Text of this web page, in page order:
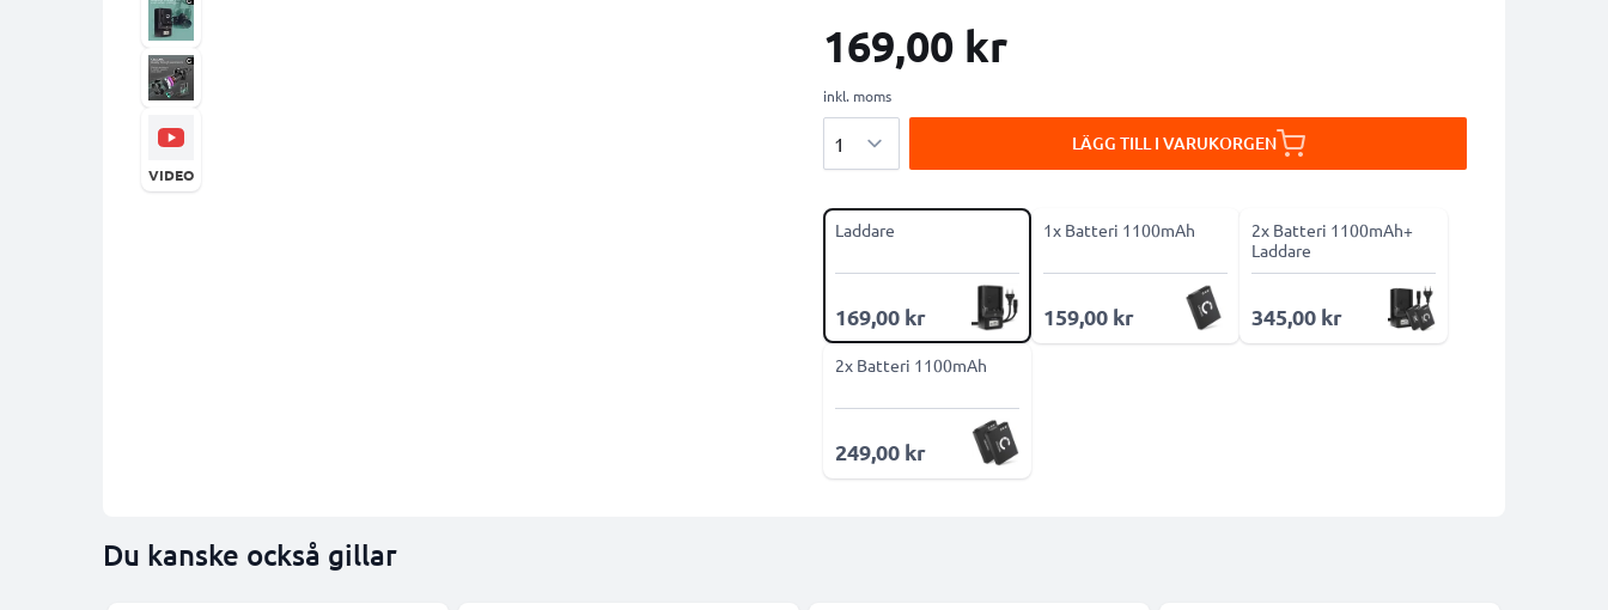
VIDEO
169,00 kr
inkl. moms
LÄGG TILL I VARUKORGEN
Laddare
169,00 kr
1x Batteri 1100mAh
159,00 kr
2x Batteri 1100mAh+
Laddare
345,00 kr
2x Batteri 1100mAh
249,00 kr
Du kanske också gillar